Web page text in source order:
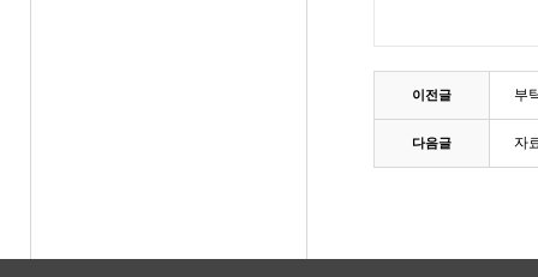
이전글 부
다음글 자